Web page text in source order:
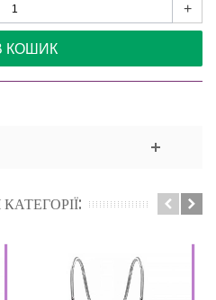
+
КОШИК